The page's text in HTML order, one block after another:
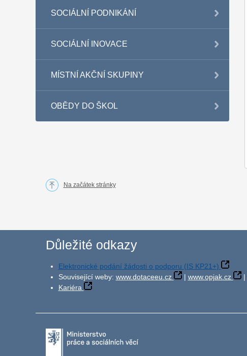
SOCIÁLNÍ PODNIKÁNÍ
SOCIÁLNÍ INOVACE
MÍSTNÍ AKČNÍ SKUPINY
OBĚDY DO ŠKOL
Na začátek stránky
Důležité odkazy
Elektronické podání žádosti o podporu (IS KP21+)
Související weby: www.dotaceeu.cz | www.opjak.cz |
Kariéra